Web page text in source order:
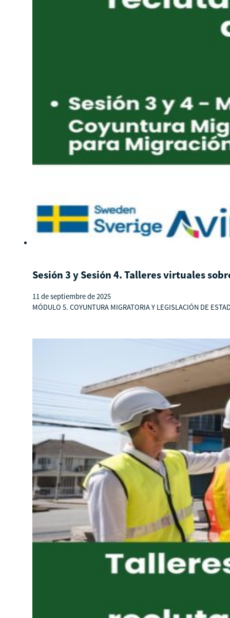
Sesión 3 y Sesión 4. Talleres virtuales
11 de septiembre de 2025
MÓDULO 5. COYUNTURA MIGRATORIA Y LEGISLACIÓN DE